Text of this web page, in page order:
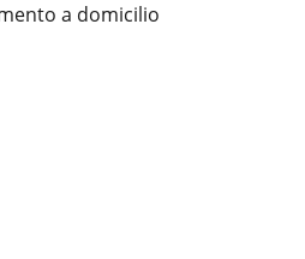
a domicilio